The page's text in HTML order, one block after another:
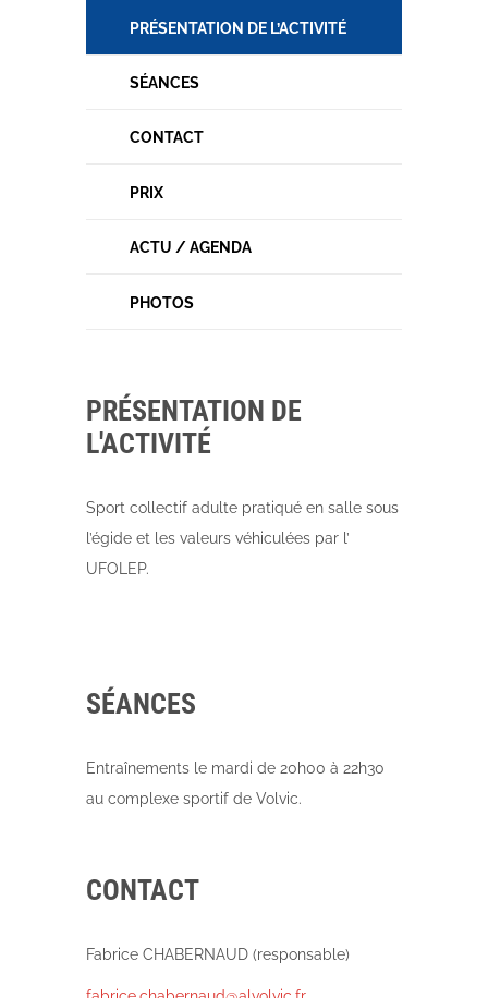
PRÉSENTATION DE L’ACTIVITÉ
SÉANCES
CONTACT
PRIX
ACTU / AGENDA
PHOTOS
PRÉSENTATION DE
L'ACTIVITÉ
Sport collectif adulte pratiqué en salle sous
l’égide et les valeurs véhiculées par l’
UFOLEP.
SÉANCES
Entraînements le mardi de 20h00 à 22h30
au complexe sportif de Volvic.
CONTACT
Fabrice CHABERNAUD (responsable)